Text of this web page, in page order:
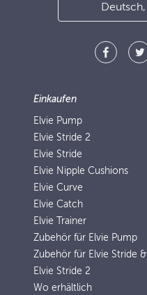
Einkaufen
Elvie Pump
Elvie Stride 2
Elvie Stride
Elvie Nipple Cushions
Elvie Curve
Elvie Catch
Elvie Trainer
Zubehör für Elvie Pump
Zubehör für Elvie Stride &
Elvie Stride 2
Wo erhältlich